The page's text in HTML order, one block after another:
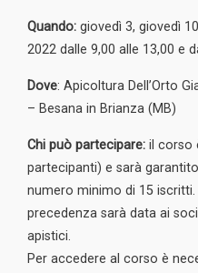
Quando: giovedì 3, giovedì
2022 dalle 9,00 alle 13,00 e
Dove: Apicoltura Dell’Orto
– Besana in Brianza (MB)
Chi può partecipare: il corso
partecipanti) e sarà
numero minimo di 15
precedenza sarà data ai
apistici.
Per accedere al corso è